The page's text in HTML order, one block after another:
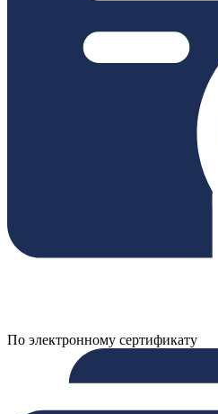
По электронному сертификату